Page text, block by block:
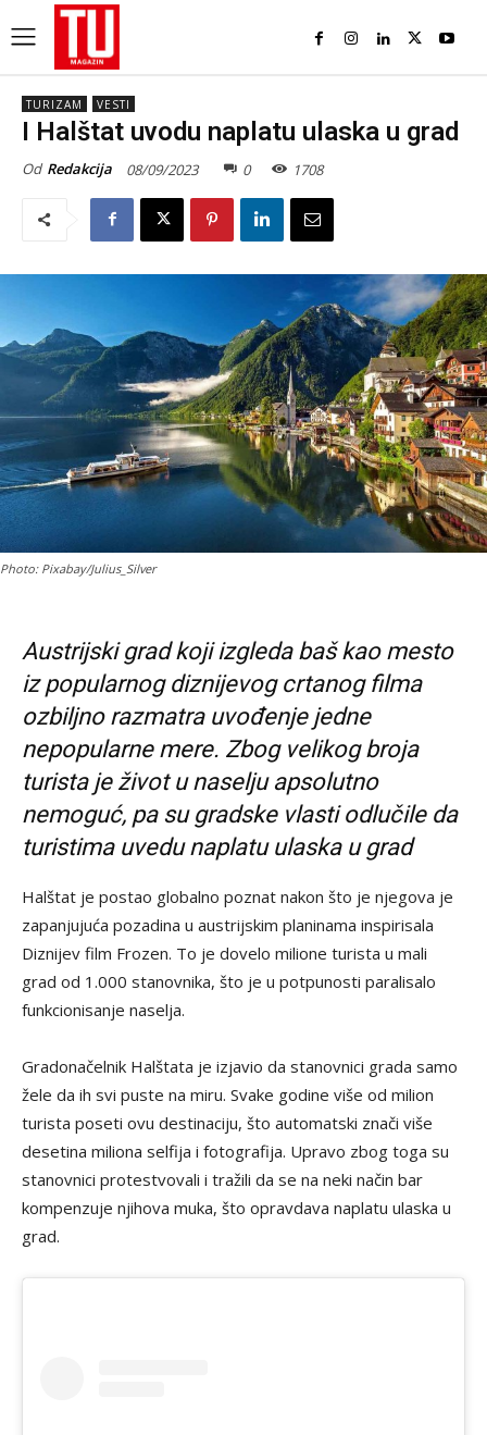
TURIZAM VESTI
I Halštat uvodu naplatu ulaska u grad
Od Redakcija 08/09/2023 0 1708
Photo: Pixabay/Julius_Silver
Austrijski grad koji izgleda baš kao mesto
iz popularnog diznijevog crtanog filma
ozbiljno razmatra uvođenje jedne
nepopularne mere. Zbog velikog broja
turista je život u naselju apsolutno
nemoguć, pa su gradske vlasti odlučile da
turistima uvedu naplatu ulaska u grad
Halštat je postao globalno poznat nakon što je njegova je
zapanjujuća pozadina u austrijskim planinama inspirisala
Diznijev film Frozen. To je dovelo milione turista u mali
grad od 1.000 stanovnika, što je u potpunosti paralisalo
funkcionisanje naselja.
Gradonačelnik Halštata je izjavio da stanovnici grada samo
žele da ih svi puste na miru. Svake godine više od milion
turista poseti ovu destinaciju, što automatski znači više
desetina miliona selfija i fotografija. Upravo zbog toga su
stanovnici protestvovali i tražili da se na neki način bar
kompenzuje njihova muka, što opravdava naplatu ulaska u
grad.